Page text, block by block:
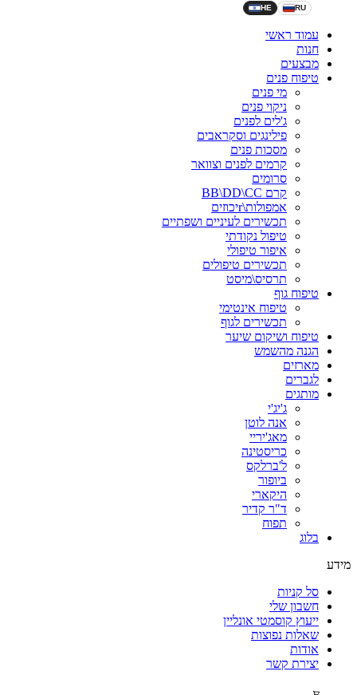
HE RU
עמוד ראשי
חנות
מבצעים
טיפוח פנים
מי פנים
ניקוי פנים
ג'לים לפנים
פילינגים וסקראבים
מסכות פנים
קרמים לפנים וצוואר
סרומים
קרם BB\DD\CC
אמפולות\rיכוזים
תכשירים לעיניים ושפתיים
טיפול נקודתי
איפור טיפולי
תכשירים טיפולים
תרסיס\מיסט
טיפוח גוף
טיפוח אינטימי
תכשירים לגוף
טיפוח ושיקום שיער
הגנה מהשמש
מארזים
לגברים
מותגים
ג'יג'י
אנה לוטן
מאג'יריי
כריסטינה
ל'ברלקס
ביופור
היקארי
ד"ר קדיר
תפוח
בלוג
מידע
סל קניות
חשבון שלי
ייעוץ קוסמטי אונליין
שאלות נפוצות
אודות
יצירת קשר